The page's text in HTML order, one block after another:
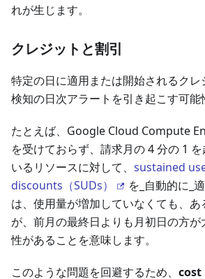
れが生じます。
クレジットと割引
特定の日に適用または開始されるク
検知の日次アラートを引き起こす可能
たとえば、Google Cloud Compute
を受けておらず、請求月の 4 分の 1
いるリソースに対して、 sustained
discounts（SUDs）
を_自動的に_
は、使用量が増加していなくても、あ
が、前月の最終日よりも月初日の方
性があることを意味します。
このような問題を回避するため、 cost